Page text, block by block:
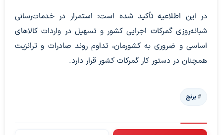
در این اطلاعیه تأکید شده است: استمرار در خدمات‌رسانی
شبانه‌روزی گمرکات اجرایی کشور و تسهیل در واردات کالا‌های
اساسی و ضروری به کشورمان، تداوم روند صادرات و ترانزیت
همچنان در دستور کار گمرکات کشور قرار دارد.
برنج